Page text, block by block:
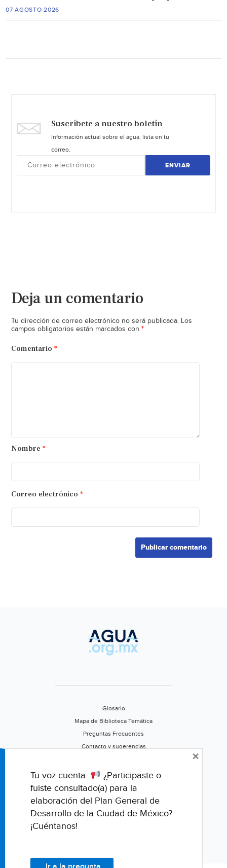
07 AGOSTO 2026
Suscríbete a nuestro boletín
Información actual sobre el agua, lista en tu
correo.
ENVIAR
Deja un comentario
Tu dirección de correo electrónico no será publicada. Los
campos obligatorios están marcados con *
Comentario *
Nombre *
Correo electrónico *
Glosario
Mapa de Biblioteca Temática
Preguntas Frecuentes
Contacto y sugerencias
Califica este portal
Tu voz cuenta.
¿Participaste o
fuiste consultado(a) para la
elaboración del Plan General de
Desarrollo de la Ciudad de México?
¡Cuéntanos!
×